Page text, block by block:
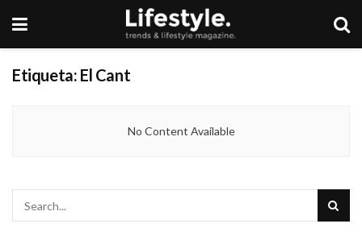
Etiqueta: El Cant
No Content Available